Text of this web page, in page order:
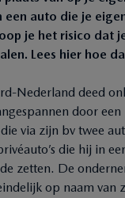
een auto die je
je het risico dat
Lees hier hoe
Nederland deed
door een
via zijn bv twee
die hij in
zetten. De
op naam van